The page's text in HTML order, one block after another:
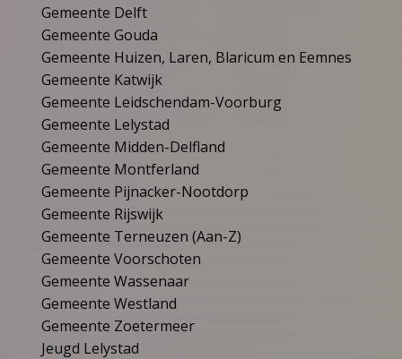
Gemeente Delft
Gemeente Gouda
Gemeente Huizen, Laren, Blaricum en Eemnes
Gemeente Katwijk
Gemeente Leidschendam-Voorburg
Gemeente Lelystad
Gemeente Midden-Delfland
Gemeente Montferland
Gemeente Pijnacker-Nootdorp
Gemeente Rijswijk
Gemeente Terneuzen (Aan-Z)
Gemeente Voorschoten
Gemeente Wassenaar
Gemeente Westland
Gemeente Zoetermeer
Jeugd Lelystad